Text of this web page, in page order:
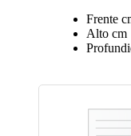
Frente
Alto cm